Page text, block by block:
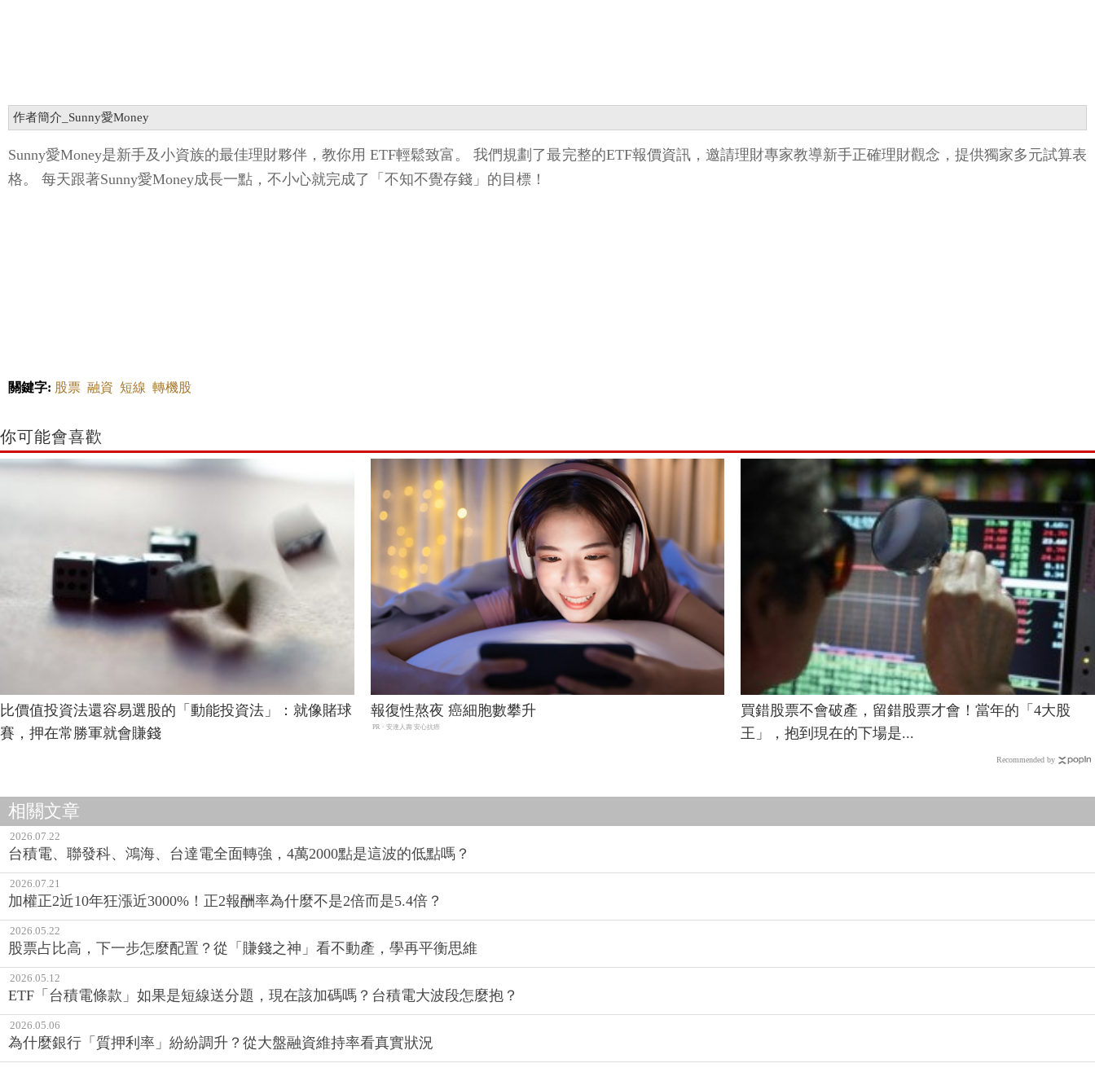
作者簡介_Sunny愛Money
Sunny愛Money是新手及小資族的最佳理財夥伴，教你用 ETF輕鬆致富。 我們規劃了最完整的ETF報價資訊，邀請理財專家教導新手正確理財觀念，提供獨家多元試算表
格。 每天跟著Sunny愛Money成長一點，不小心就完成了「不知不覺存錢」的目標！
關鍵字: 股票 融資 短線 轉機股
你可能會喜歡
比價值投資法還容易選股的「動能投資法」：就像賭球
賽，押在常勝軍就會賺錢
報復性熬夜 癌細胞數攀升
PR・安達人壽 安心抗癌
買錯股票不會破產，留錯股票才會！當年的「4大股
王」，抱到現在的下場是...
Recommended by
相關文章
2026.07.22
台積電、聯發科、鴻海、台達電全面轉強，4萬2000點是這波的低點嗎？
2026.07.21
加權正2近10年狂漲近3000%！正2報酬率為什麼不是2倍而是5.4倍？
2026.05.22
股票占比高，下一步怎麼配置？從「賺錢之神」看不動產，學再平衡思維
2026.05.12
ETF「台積電條款」如果是短線送分題，現在該加碼嗎？台積電大波段怎麼抱？
2026.05.06
為什麼銀行「質押利率」紛紛調升？從大盤融資維持率看真實狀況